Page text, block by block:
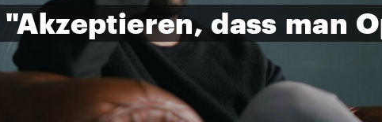
"Akzeptieren, dass man